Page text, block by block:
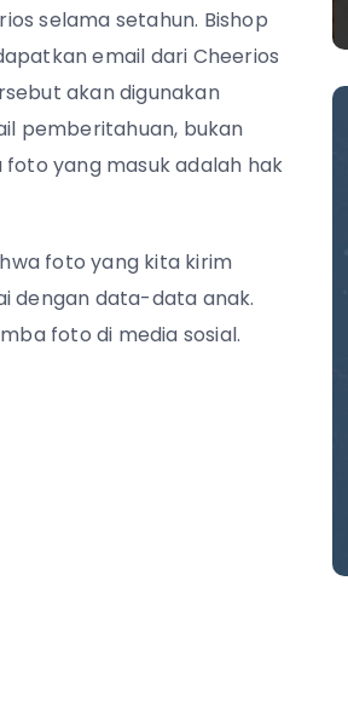
selama setahun. Bishop
email dari Cheerios
akan digunakan
pemberitahuan, bukan
yang masuk adalah hak
foto yang kita kirim
dengan data-data anak.
foto di media sosial.